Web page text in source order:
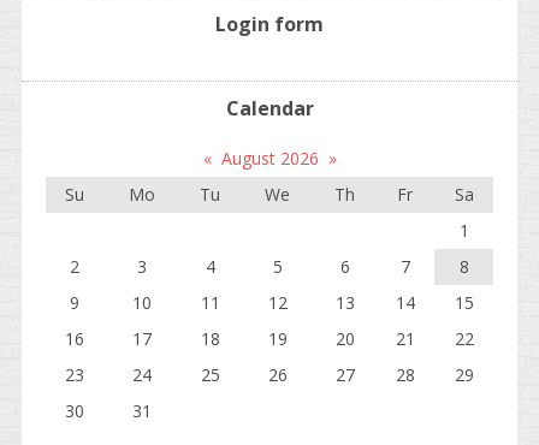
Login form
Calendar
« August 2026 »
Su
Mo Tu We Th Fr
Sa
1
2
3 4 5 6 7
8
9
10 11 12 13 14
15
16
17 18 19 20 21
22
23
24 25 26 27 28
29
30
31